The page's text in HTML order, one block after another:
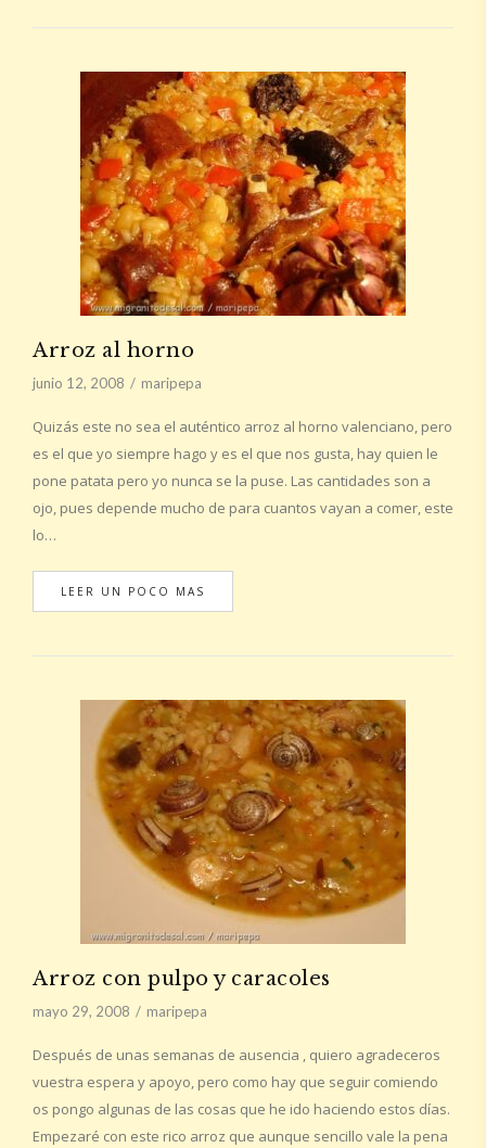
Arroz al horno
junio 12, 2008 maripepa
Quizás este no sea el auténtico arroz al horno valenciano, pero
es el que yo siempre hago y es el que nos gusta, hay quien le
pone patata pero yo nunca se la puse. Las cantidades son a
ojo, pues depende mucho de para cuantos vayan a comer, este
lo…
LEER UN POCO MAS
Arroz con pulpo y caracoles
mayo 29, 2008 maripepa
Después de unas semanas de ausencia , quiero agradeceros
vuestra espera y apoyo, pero como hay que seguir comiendo
os pongo algunas de las cosas que he ido haciendo estos días.
Empezaré con este rico arroz que aunque sencillo vale la pena